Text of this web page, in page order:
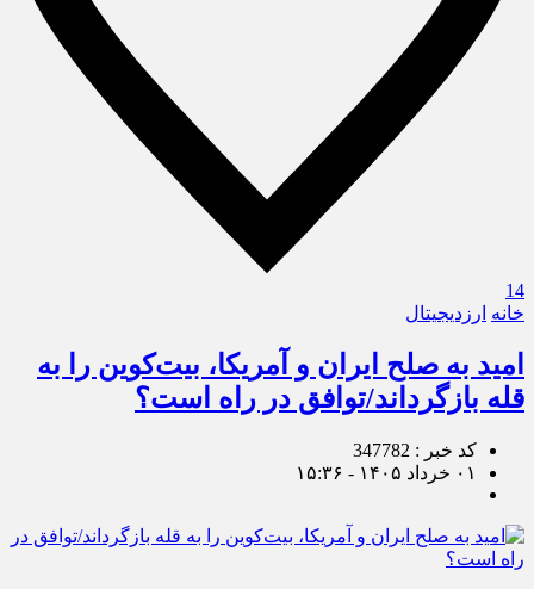
14
خانه ارزدیجیتال
امید به صلح ایران و آمریکا، بیت‌کوین را به
قله بازگرداند/توافق در راه است؟
کد خبر : 347782
۰۱ خرداد ۱۴۰۵ - ۱۵:۳۶